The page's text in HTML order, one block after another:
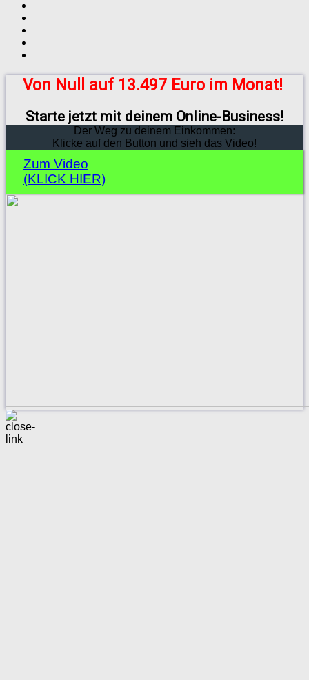
Von Null auf 13.497 Euro im Monat!
Starte jetzt mit deinem Online-Business!
Der Weg zu deinem Einkommen:
Klicke auf den Button und sieh das Video!
Zum Video
(KLICK HIER)